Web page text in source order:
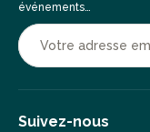
événements…
Suivez-nous